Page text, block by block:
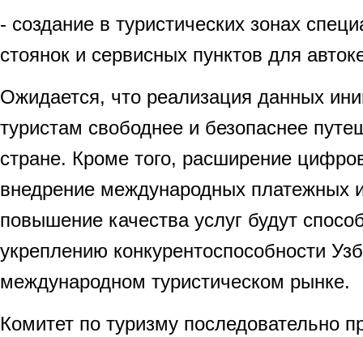
- создание в туристических зонах
стоянок и сервисных пунктов для
Ожидается, что реализация данных
туристам свободнее и безопаснее
стране. Кроме того, расширение
внедрение международных платежных
повышение качества услуг будут
укреплению конкурентоспособности
международном туристическом рынке.
Комитет по туризму последовательно